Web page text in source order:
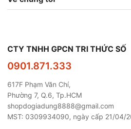
CTY TNHH GPCN TRI THỨC SỐ
0901.871.333
617F Phạm Văn Chí,
Phường 7, Q.6, Tp.HCM
shopdogiadung8888@gmail.com
MST: 0309934090, ngày cấp 21/04/